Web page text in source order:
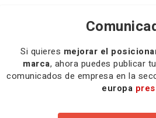
Si quieres mejorar el
marca, ahora puedes publicar
comunicados de empresa en la
europa